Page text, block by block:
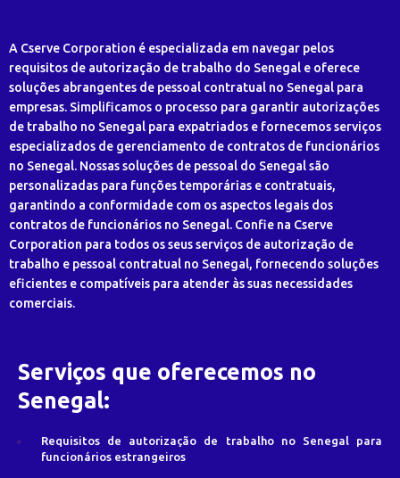
A Cserve Corporation é especializada em navegar pelos
requisitos de autorização de trabalho do Senegal e oferece
soluções abrangentes de pessoal contratual no Senegal para
empresas. Simplificamos o processo para garantir autorizações
de trabalho no Senegal para expatriados e fornecemos serviços
especializados de gerenciamento de contratos de funcionários
no Senegal. Nossas soluções de pessoal do Senegal são
personalizadas para funções temporárias e contratuais,
garantindo a conformidade com os aspectos legais dos
contratos de funcionários no Senegal. Confie na Cserve
Corporation para todos os seus serviços de autorização de
trabalho e pessoal contratual no Senegal, fornecendo soluções
eficientes e compatíveis para atender às suas necessidades
comerciais.
Serviços que oferecemos no
Senegal:
Requisitos de autorização de trabalho no Senegal para
funcionários estrangeiros